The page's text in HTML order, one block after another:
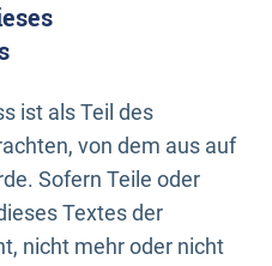
ist als Teil des
von dem aus auf
Sofern Teile oder
Textes der
nicht mehr oder nicht